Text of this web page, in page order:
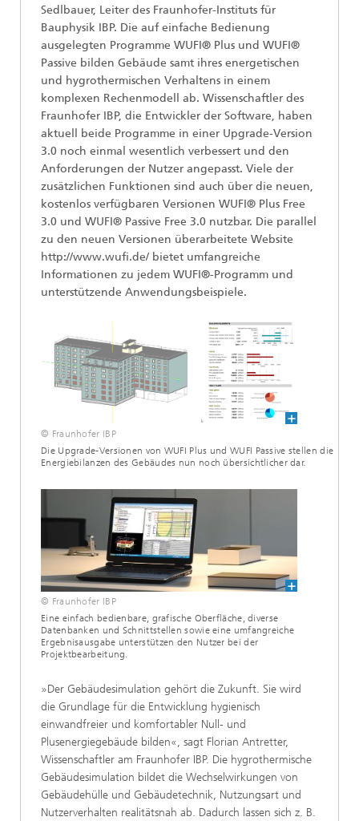
Sedlbauer, Leiter des Fraunhofer-Instituts für
Bauphysik IBP. Die auf einfache Bedienung
ausgelegten Programme WUFI® Plus und WUFI®
Passive bilden Gebäude samt ihres energetischen
und hygrothermischen Verhaltens in einem
komplexen Rechenmodell ab. Wissenschaftler des
Fraunhofer IBP, die Entwickler der Software, haben
aktuell beide Programme in einer Upgrade-Version
3.0 noch einmal wesentlich verbessert und den
Anforderungen der Nutzer angepasst. Viele der
zusätzlichen Funktionen sind auch über die neuen,
kostenlos verfügbaren Versionen WUFI® Plus Free
3.0 und WUFI® Passive Free 3.0 nutzbar. Die parallel
zu den neuen Versionen überarbeitete Website
http://www.wufi.de/ bietet umfangreiche
Informationen zu jedem WUFI®-Programm und
unterstützende Anwendungsbeispiele.
© Fraunhofer IBP
Die Upgrade-Versionen von WUFI Plus und WUFI Passive stellen die
Energiebilanzen des Gebäudes nun noch übersichtlicher dar.
© Fraunhofer IBP
Eine einfach bedienbare, grafische Oberfläche, diverse
Datenbanken und Schnittstellen sowie eine umfangreiche
Ergebnisausgabe unterstützen den Nutzer bei der
Projektbearbeitung.
»Der Gebäudesimulation gehört die Zukunft. Sie wird
die Grundlage für die Entwicklung hygienisch
einwandfreier und komfortabler Null- und
Plusenergiegebäude bilden«, sagt Florian Antretter,
Wissenschaftler am Fraunhofer IBP. Die hygrothermische
Gebäudesimulation bildet die Wechselwirkungen von
Gebäudehülle und Gebäudetechnik, Nutzungsart und
Nutzerverhalten realitätsnah ab. Dadurch lassen sich z. B.